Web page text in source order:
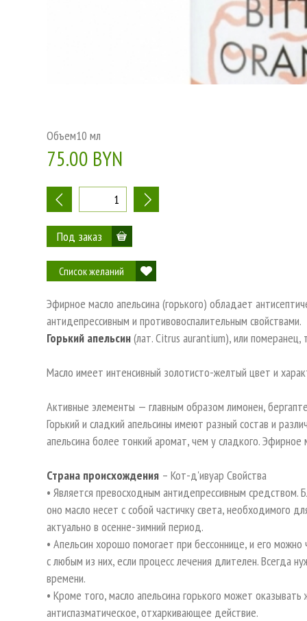
Объем10 мл
75.00 BYN
- +
Список желаний
Эфирное масло апельсина (горького) обладает
антидепрессивным и противовоспалительным свойствами.
Горький апельсин(лат. Citrus aurantium), или
Масло имеет интенсивный золотисто-желтый цвет и
Активные элементы — главным образом лимонен,
Горький и сладкий апельсины имеют разный состав и
апельсина более тонкий аромат, чем у сладкого.
Страна происхождения – Кот-д'ивуар Свойства
• Является превосходным антидепрессивным
оно масло несет с собой частичку света, необходимого
актуально в осенне-зимний период.
• Апельсин хорошо помогает при бессоннице, и его
с любым из них, если процесс лечения длителен. Всегда
времени.
• Кроме того, масло апельсина горького может
антиспазматическое, отхаркивающее действие.